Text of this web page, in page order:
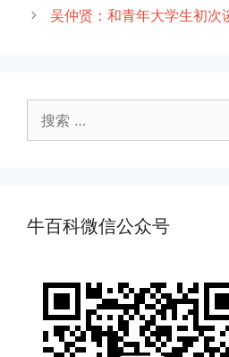
吴仲贤：和青年大学生初次
索：
牛百科微信公众号